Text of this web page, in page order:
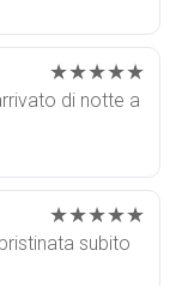
★★★★★
di notte a
★★★★★
subito